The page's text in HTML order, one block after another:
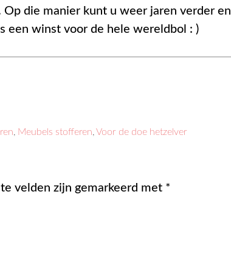
die manier kunt u weer jaren verder en
een winst voor de hele wereldbol : )
Meubels stofferen Voor de doe hetzelver
velden zijn gemarkeerd met *